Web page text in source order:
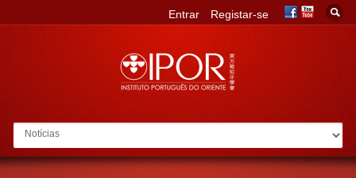
Go to:
Entrar Registar-se